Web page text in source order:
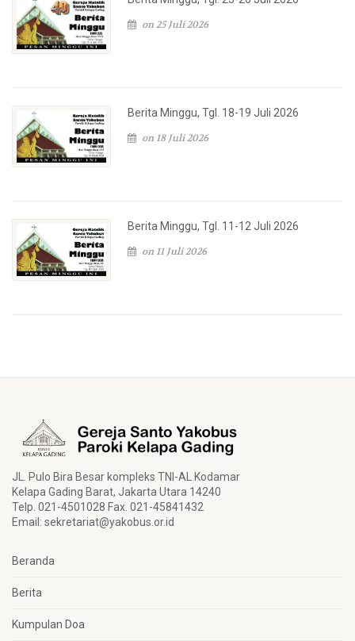
on 25 Juli 2026
Berita Minggu, Tgl. 18-19 Juli 2026
on 18 Juli 2026
Berita Minggu, Tgl. 11-12 Juli 2026
on 11 Juli 2026
JL. Pulo Bira Besar kompleks TNI-AL Kodamar
Kelapa Gading Barat, Jakarta Utara 14240
Telp. 021-4501028 Fax. 021-45841432
Email: sekretariat@yakobus.or.id
Beranda
Berita
Kumpulan Doa